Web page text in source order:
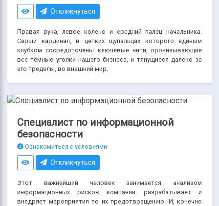
Откликнуться
Правая рука, левое колено и средний палец начальника.
Серый кардинал, в цепких щупальцах которого единым
клубком сосредоточены ключевые нити, пронизывающие
все тёмные уголки нашего бизнеса, и тянущиеся далеко за
его пределы, во внешний мир.
Специалист по информационной
безопасности
Ознакомиться с условиями
Откликнуться
Этот важнейший человек занимается анализом
информационных рисков компании, разрабатывает и
внедряет мероприятия по их предотвращению. И, конечно